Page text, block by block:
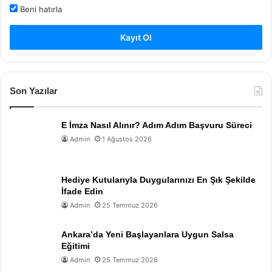
Beni hatırla
Kayıt Ol
Son Yazılar
E İmza Nasıl Alınır? Adım Adım Başvuru Süreci
Admin 1 Ağustos 2026
Hediye Kutularıyla Duygularınızı En Şık Şekilde
İfade Edin
Admin 25 Temmuz 2026
Ankara’da Yeni Başlayanlara Uygun Salsa
Eğitimi
Admin 25 Temmuz 2026